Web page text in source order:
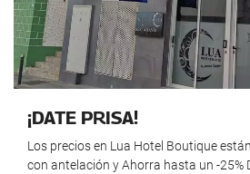
¡DATE PRISA!
Los precios en Lua Hotel Boutique
con antelación y Ahorra hasta un -25%